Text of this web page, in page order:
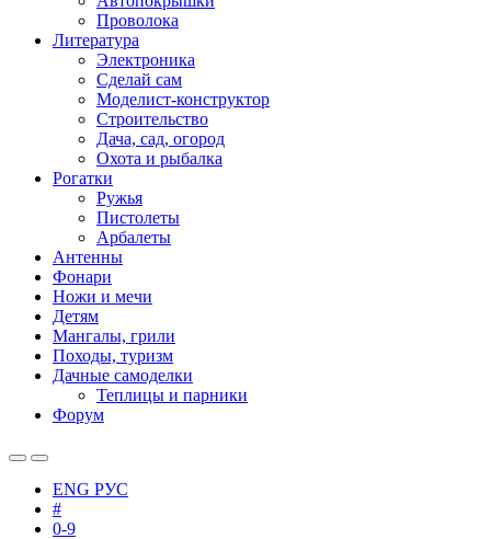
Проволока
Литература
Электроника
Сделай сам
Моделист-конструктор
Строительство
Дача, сад, огород
Охота и рыбалка
Рогатки
Ружья
Пистолеты
Арбалеты
Антенны
Фонари
Ножи и мечи
Детям
Мангалы, грили
Походы, туризм
Дачные самоделки
Теплицы и парники
Форум
ENG РУС
#
0-9